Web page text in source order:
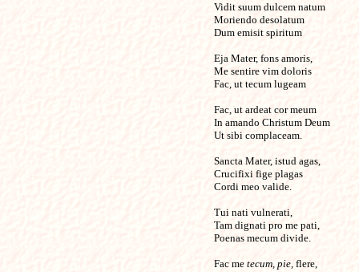
Vidit suum dulcem natum
Moriendo desolatum
Dum emisit spiritum
Eja Mater, fons amoris,
Me sentire vim doloris
Fac, ut tecum lugeam
Fac, ut ardeat cor meum
In amando Christum Deum
Ut sibi complaceam.
Sancta Mater, istud agas,
Crucifixi fige plagas
Cordi meo valide.
Tui nati vulnerati,
Tam dignati pro me pati,
Poenas mecum divide.
Fac me tecum, pie,flere,